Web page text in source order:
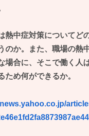
熱中症対策についてど
のか。また、職場の熱
場合に、そこで働く人
ため何ができるか。